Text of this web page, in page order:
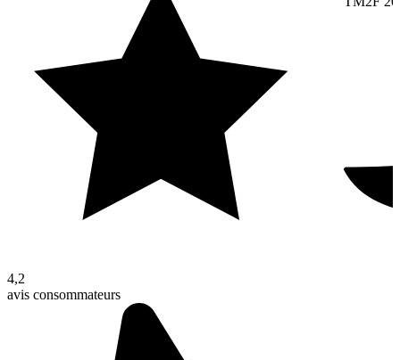
4,2
avis consommateurs